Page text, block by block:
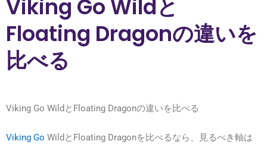
Viking Go Wildと
Floating Dragonの違いを
比べる
Viking Go WildとFloating Dragonの違いを比べる
Viking Go WildとFloating Dragonを比べるなら、見るべき軸は